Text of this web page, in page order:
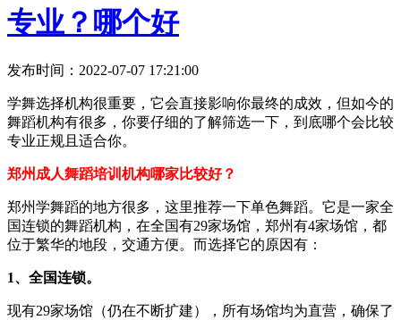
专业？哪个好
发布时间：2022-07-07 17:21:00
学舞选择机构很重要，它会直接影响你最终的成效，但如今的
舞蹈机构有很多，你要仔细的了解筛选一下，到底哪个会比较
专业正规且适合你。
郑州成人舞蹈培训机构哪家比较好？
郑州学舞蹈的地方很多，这里推荐一下单色舞蹈。它是一家全
国连锁的舞蹈机构，在全国有29家场馆，郑州有4家场馆，都
位于繁华的地段，交通方便。而选择它的原因有：
1、全国连锁。
现有29家场馆（仍在不断扩建），所有场馆均为直营，确保了